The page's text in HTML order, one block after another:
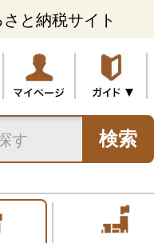
と納税サイト
検索